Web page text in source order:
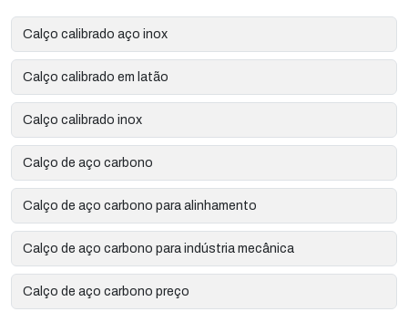
Calço calibrado aço inox
Calço calibrado em latão
Calço calibrado inox
Calço de aço carbono
Calço de aço carbono para alinhamento
Calço de aço carbono para indústria mecânica
Calço de aço carbono preço